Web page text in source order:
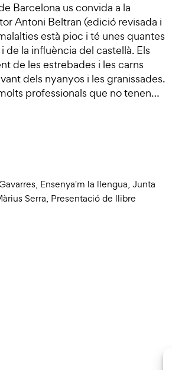
Barcelona us convida a la
Antoni Beltran (edició revisada i
està pioc i té unes quantes
de la influència del castellà. Els
de les estrebades i les carns
dels nyanyos i les granissades.
professionals que no tenen…
, Ensenya'm la llengua, Junta
Serra, Presentació de llibre